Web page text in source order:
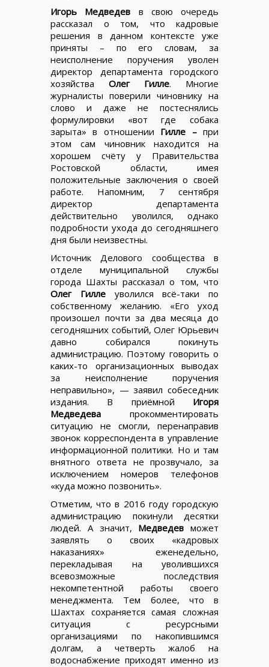
Игорь Медведев в свою очередь
рассказал о том, что кадровые
решения в данном контексте уже
приняты – по его словам, за
неисполнение поручения уволен
директор департамента городского
хозяйства Олег Гилле. Многие
журналисты поверили чиновнику на
слово и даже не постеснялись
формулировки «вот где собака
зарыта» в отношении Гилле –при
этом сам чиновник находится на
хорошем счёту у Правительства
Ростовской области, имея
положительные заключения о своей
работе. Напомним, 7 сентября
директор департамента
действительно уволился, однако
подробности ухода до сегодняшнего
дня были неизвестны.
Источник Делового сообщества в
отделе муниципальной службы
города Шахты рассказал о том, что
Олег Гиллеуволился всё-таки по
собственному желанию. «Его уход
произошел почти за два месяца до
сегодняшних событий, Олег Юрьевич
давно собирался покинуть
администрацию. Поэтому говорить о
каких-то организационных выводах
за неисполнение поручения
неправильно», — заявил собеседник
издания. В приёмной Игоря
Медведева прокомментировать
ситуацию не смогли, перенаправив
звонок корреспондента в управление
информационной политики. Но и там
внятного ответа не прозвучало, за
исключением номеров телефонов
«куда можно позвонить».
Отметим, что в 2016 году городскую
администрацию покинули десятки
людей. А значит, Медведев может
заявлять о своих «кадровых
наказаниях» еженедельно,
перекладывая на уволившихся
всевозможные последствия
некомпетентной работы своего
менеджмента. Тем более, что в
Шахтах сохраняется самая сложная
ситуация с ресурсными
организациями по накопившимся
долгам, а четверть жалоб на
водоснабжение приходят именно из